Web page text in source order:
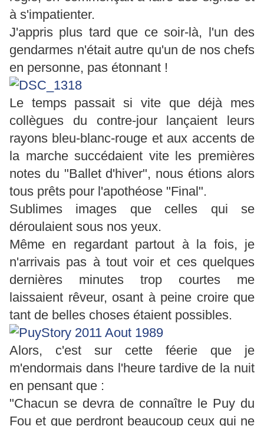
à s'impatienter.
J'appris plus tard que ce soir-là, l'un des
gendarmes n'était autre qu'un de nos chefs
en personne, pas étonnant !
Le temps passait si vite que déjà mes
collègues du contre-jour lançaient leurs
rayons bleu-blanc-rouge et aux accents de
la marche succédaient vite les premières
notes du "Ballet d'hiver", nous étions alors
tous prêts pour l'apothéose "Final".
Sublimes images que celles qui se
déroulaient sous nos yeux.
Même en regardant partout à la fois, je
n'arrivais pas à tout voir et ces quelques
dernières minutes trop courtes me
laissaient rêveur, osant à peine croire que
tant de belles choses étaient possibles.
Alors, c'est sur cette féerie que je
m'endormais dans l'heure tardive de la nuit
en pensant que :
"Chacun se devra de connaître le Puy du
Fou et que perdront beaucoup ceux qui ne